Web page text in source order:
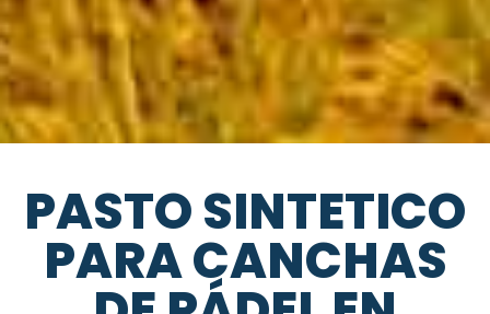
PASTO SINTETICO
PARA CANCHAS